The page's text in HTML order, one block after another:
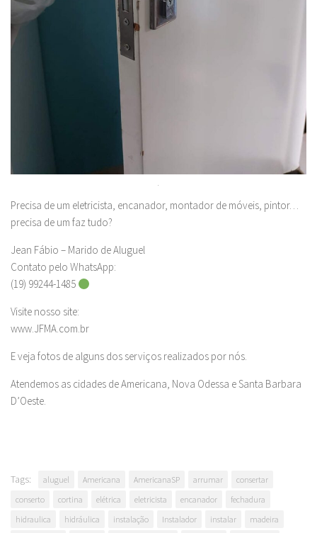
.
Precisa de um eletricista, encanador, montador de móveis, pintor…
precisa de um faz tudo?
Jean Fábio – Marido de Aluguel
Contato pelo WhatsApp:
(19) 99244-1485
Visite nosso site:
www.JFMA.com.br
E veja fotos de alguns dos serviços realizados por nós.
Atendemos as cidades de Americana, Nova Odessa e Santa Barbara
D’Oeste.
Tags: aluguel Americana AmericanaSP arrumar
consertar
conserto
cortina elétrica eletricista encanador
fechadura
hidraulica
hidráulica instalação Instalador instalar
madeira